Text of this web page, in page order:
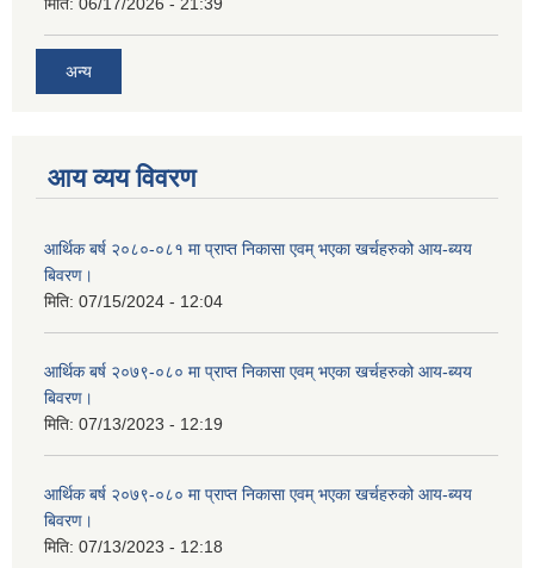
मिति: 06/17/2026 - 21:39
अन्य
आय व्यय विवरण
आर्थिक बर्ष २०८०-०८१ मा प्राप्त निकासा एवम् भएका खर्चहरुको आय-ब्यय
बिवरण।
मिति: 07/15/2024 - 12:04
आर्थिक बर्ष २०७९-०८० मा प्राप्त निकासा एवम् भएका खर्चहरुको आय-ब्यय
बिवरण।
मिति: 07/13/2023 - 12:19
आर्थिक बर्ष २०७९-०८० मा प्राप्त निकासा एवम् भएका खर्चहरुको आय-ब्यय
बिवरण।
मिति: 07/13/2023 - 12:18